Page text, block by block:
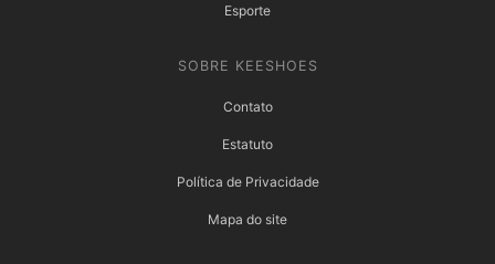
Esporte
SOBRE KEESHOES
Contato
Estatuto
Política de Privacidade
Mapa do site